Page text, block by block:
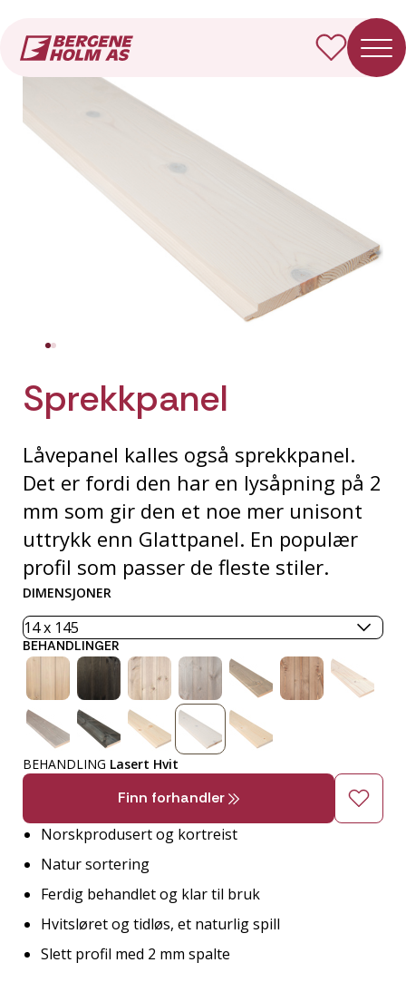
Sprekkpanel
Låvepanel kalles også sprekkpanel.
Det er fordi den har en lysåpning på 2
mm som gir den et noe mer unisont
uttrykk enn Glattpanel. En populær
profil som passer de fleste stiler.
DIMENSJONER
BEHANDLINGER
BEHANDLING Lasert Hvit
Finn forhandler
Norskprodusert og kortreist
Natur sortering
Ferdig behandlet og klar til bruk
Hvitsløret og tidløs, et naturlig spill
Slett profil med 2 mm spalte